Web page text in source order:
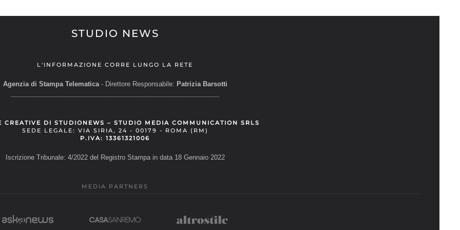
STUDIO NEWS
L'INFORMAZIONE CORRE LUNGO LA RETE
Agenzia di Stampa Telematica- Direttore Responsabile: Patrizia Barsotti
CREATIVE DI STUDIONEWS – STUDIO MEDIA COMMUNICATION SRLS
SEDE LEGALE: VIA SIRIA, 24 - 00179 - ROMA (RM)
P.IVA: 13361321006
Iscrizione Tribunale: 4/2022 del Registro Stampa in data 18 Gennaio 2022
MEDIA PARTNERS